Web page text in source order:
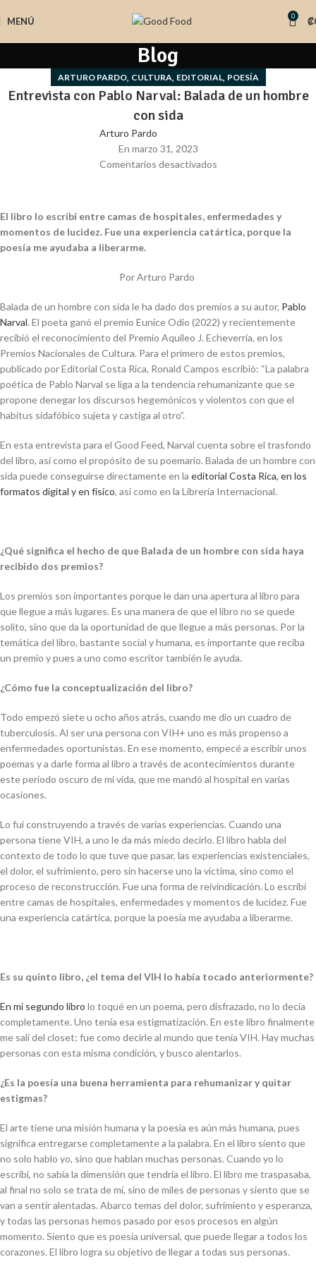
MENÚ 0 ₡
Blog
ARTURO PARDO, CULTURA, EDITORIAL, POESÍA
Entrevista con Pablo Narval: Balada de un hombre
con sida
Arturo Pardo
En marzo 31, 2023
Comentarios desactivados
El libro lo escribí entre camas de hospitales, enfermedades y
momentos de lucidez. Fue una experiencia catártica, porque la
poesía me ayudaba a liberarme.
Por Arturo Pardo
Balada de un hombre con sida le ha dado dos premios a su autor, Pablo
Narval. El poeta ganó el premio Eunice Odio (2022) y recientemente
recibió el reconocimiento del Premio Aquileo J. Echeverría, en los
Premios Nacionales de Cultura. Para el primero de estos premios,
publicado por Editorial Costa Rica, Ronald Campos escribió: “La palabra
poética de Pablo Narval se liga a la tendencia rehumanizante que se
propone denegar los discursos hegemónicos y violentos con que el
habitus sidafóbico sujeta y castiga al otro”.
En esta entrevista para el Good Feed, Narval cuenta sobre el trasfondo
del libro, así como el propósito de su poemario. Balada de un hombre con
sida puede conseguirse directamente en la editorial Costa Rica, en los
formatos digital y en físico, así como en la Librería Internacional.
¿Qué significa el hecho de que Balada de un hombre con sida haya
recibido dos premios?
Los premios son importantes porque le dan una apertura al libro para
que llegue a más lugares. Es una manera de que el libro no se quede
solito, sino que da la oportunidad de que llegue a más personas. Por la
temática del libro, bastante social y humana, es importante que reciba
un premio y pues a uno como escritor también le ayuda.
¿Cómo fue la conceptualización del libro?
Todo empezó siete u ocho años atrás, cuando me dio un cuadro de
tuberculosis. Al ser una persona con VIH+ uno es más propenso a
enfermedades oportunistas. En ese momento, empecé a escribir unos
poemas y a darle forma al libro a través de acontecimientos durante
este periodo oscuro de mi vida, que me mandó al hospital en varias
ocasiones.
Lo fui construyendo a través de varias experiencias. Cuando una
persona tiene VIH, a uno le da más miedo decirlo. El libro habla del
contexto de todo lo que tuve que pasar, las experiencias existenciales,
el dolor, el sufrimiento, pero sin hacerse uno la víctima, sino como el
proceso de reconstrucción. Fue una forma de reivindicación. Lo escribí
entre camas de hospitales, enfermedades y momentos de lucidez. Fue
una experiencia catártica, porque la poesía me ayudaba a liberarme.
Es su quinto libro, ¿el tema del VIH lo había tocado anteriormente?
En mi segundo libro lo toqué en un poema, pero disfrazado, no lo decía
completamente. Uno tenía esa estigmatización. En este libro finalmente
me salí del closet; fue como decirle al mundo que tenía VIH. Hay muchas
personas con esta misma condición, y busco alentarlos.
¿Es la poesía una buena herramienta para rehumanizar y quitar
estigmas?
El arte tiene una misión humana y la poesía es aún más humana, pues
significa entregarse completamente a la palabra. En el libro siento que
no solo hablo yo, sino que hablan muchas personas. Cuando yo lo
escribí, no sabía la dimensión que tendría el libro. El libro me traspasaba,
al final no solo se trata de mí, sino de miles de personas y siento que se
van a sentir alentadas. Abarco temas del dolor, sufrimiento y esperanza,
y todas las personas hemos pasado por esos procesos en algún
momento. Siento que es poesía universal, que puede llegar a todos los
corazones. El libro logra su objetivo de llegar a todas sus personas.